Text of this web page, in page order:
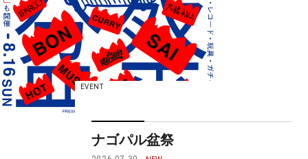
EVENT
ナゴパル盆祭